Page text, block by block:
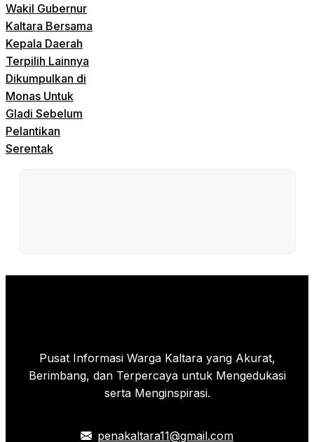
Wakil Gubernur
Kaltara Bersama
Kepala Daerah
Terpilih Lainnya
Dikumpulkan di
Monas Untuk
Gladi Sebelum
Pelantikan
Serentak
Pusat Informasi Warga Kaltara yang Akurat,
Berimbang, dan Terpercaya untuk Mengedukasi
serta Menginspirasi.
penakaltara11@gmail.com